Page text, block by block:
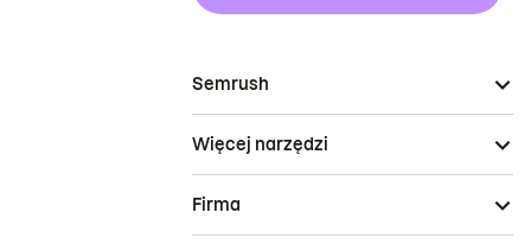
Semrush
Więcej narzędzi
Firma